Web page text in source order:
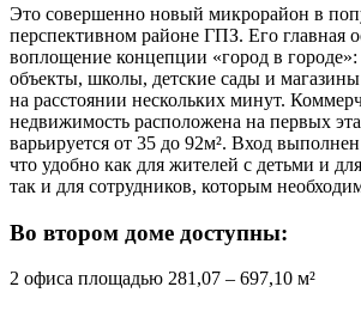
Это совершенно новый микрорайон в
перспективном районе ГПЗ. Его главная
воплощение концепции «город в
объекты, школы, детские сады и
на расстоянии нескольких минут.
недвижимость расположена на первых
варьируется от 35 до 92м². Вход
что удобно как для жителей с детьми и
так и для сотрудников, которым
Во втором доме доступны:
2 офиса площадью 281,07 – 697,10 м²